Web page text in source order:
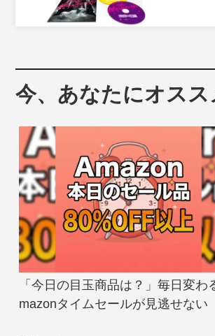
今、あなたにオスス
「今日の目玉商品は？」毎日変わ
mazonタイムセールが見逃せない